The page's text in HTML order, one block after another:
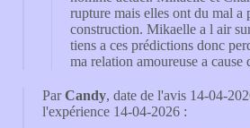
rupture mais elles ont du mal
construction. Mikaelle a l air
tiens a ces prédictions donc
ma relation amoureuse a cause
ParCandy, date de l'avis 14-04-
l'expérience 14-04-2026 :